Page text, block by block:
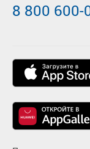
8 800 600-